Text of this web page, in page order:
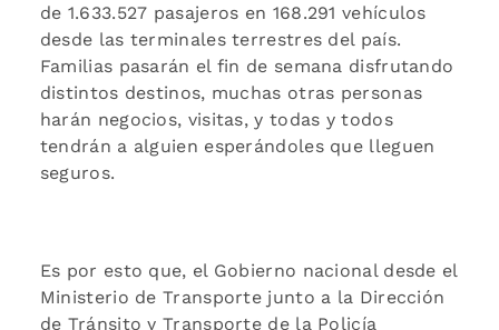
de 1.633.527 pasajeros en 168.291 vehículos
desde las terminales terrestres del país.
Familias pasarán el fin de semana disfrutando
distintos destinos, muchas otras personas
harán negocios, visitas, y todas y todos
tendrán a alguien esperándoles que lleguen
seguros.
Es por esto que, el Gobierno nacional desde el
Ministerio de Transporte junto a la Dirección
de Tránsito y Transporte de la Policía